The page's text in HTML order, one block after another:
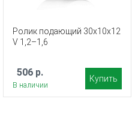
Ролик подающий 30х10х12
V 1,2–1,6
506 р.
В наличии
Купить